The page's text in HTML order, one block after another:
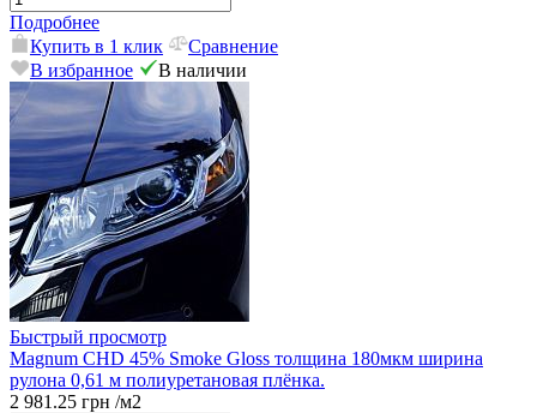
Подробнее
Купить в 1 клик
Сравнение
В избранное
В наличии
Быстрый просмотр
Magnum CHD 45% Smoke Gloss толщина 180мкм ширина
рулона 0,61 м полиуретановая плёнка.
2 981.25 грн /м2